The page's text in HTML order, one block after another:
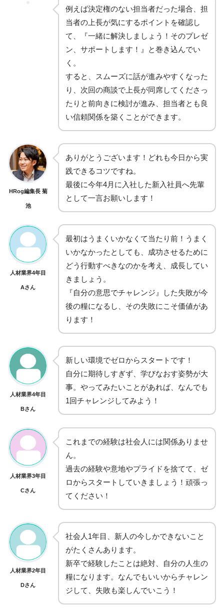
例えば決定権のない担当者だった場合、担
当者の上長が気にするポイントを確認し
て、『一緒に解決しましょう！そのプレゼ
ン、サポートします！』と巻き込んでい
く。
すると、スムーズに話が進みやすくなった
り、次回の商談で上長が同席してくださっ
たりと前向きに検討が進み、担当者とも良
い信頼関係を築くことができます。
HRog編集長 菊
池
ありがとうございます！どれも今日から実
践できるコツですね。
最後に今年4月に入社した新入社員へ先輩
として一言お願いします！
人材業界4年目
Aさん
最初はうまくいかなくて当たり前！うまく
いかなかったとしても、成功させるために
どう行動すべきなのかを考え、成長してい
きましょう。
『自分の意思でチャレンジ』した失敗が今
後の糧になるし、その失敗にこそ価値があ
ります！
人材業界4年目
Bさん
新しい環境でゼロからスタートです！
自分に期待しすぎず、学びなおす姿勢が大
事。やってみたいことがあれば、なんでも
1回チャレンジしてみよう！
人材業界3年目
Cさん
これまでの経験は社会人には関係ありませ
ん。
過去の経験や意地やプライドを捨てて、ゼ
ロからスタートしていきましょう！頑張っ
てください！
人材業界2年目
Dさん
社会人1年目、新人の今しかできないこと
がたくさんあります。
新卒で経験したことは絶対、自分の人生の
糧になります。なんでもいいからチャレン
ジして、失敗も楽しんでいこう！